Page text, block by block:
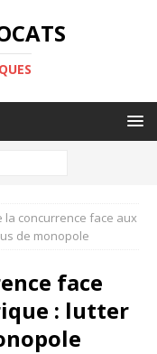
la concurrence face aux
de monopole
face
: lutter